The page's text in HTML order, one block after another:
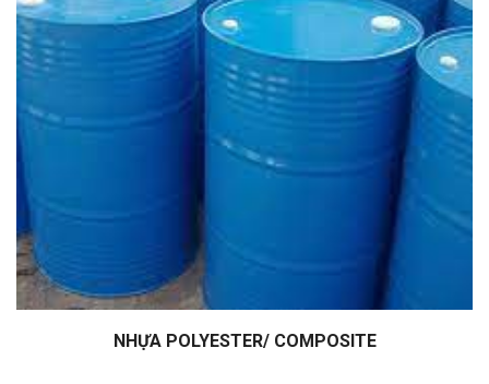
NHỰA POLYESTER/ COMPOSITE